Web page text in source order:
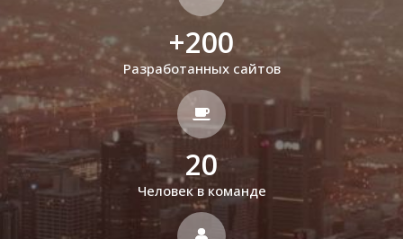
+200
Разработанных сайтов
20
Человек в команде